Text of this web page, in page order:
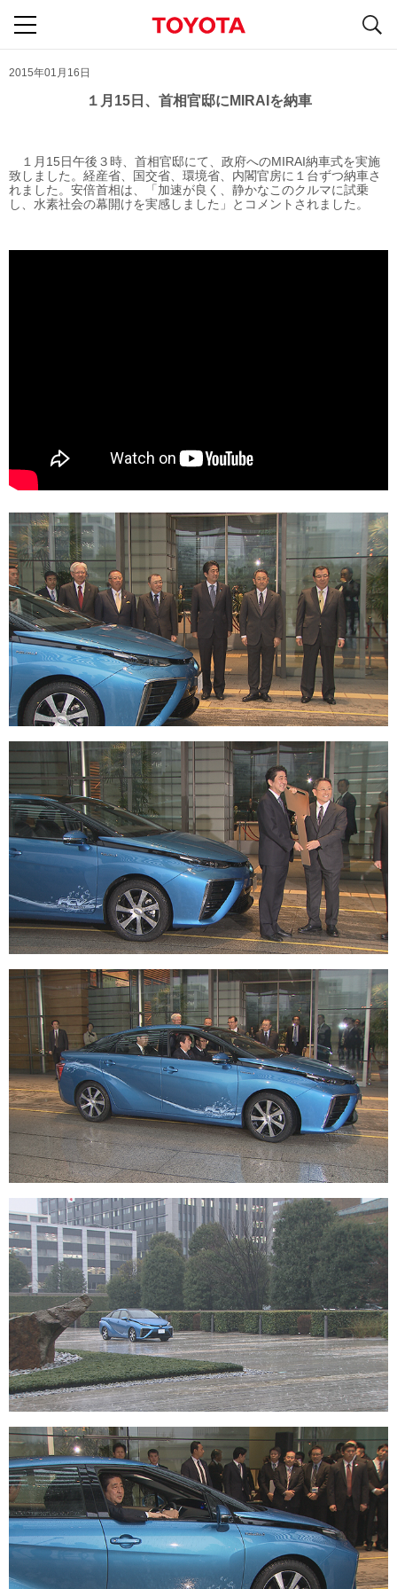
2015年01月16日
１月15日、首相官邸にMIRAIを納車
１月15日午後３時、首相官邸にて、政府へのMIRAI納車式を実施
致しました。経産省、国交省、環境省、内閣官房に１台ずつ納車さ
れました。安倍首相は、「加速が良く、静かなこのクルマに試乗
し、水素社会の幕開けを実感しました」とコメントされました。